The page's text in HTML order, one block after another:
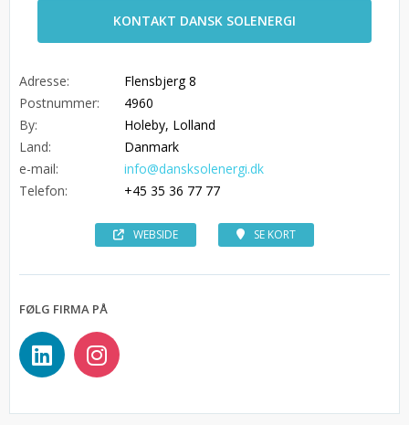
KONTAKT DANSK SOLENERGI
Adresse:
Flensbjerg 8
Postnummer:
4960
By:
Holeby, Lolland
Land:
Danmark
e-mail:
info@dansksolenergi.dk
Telefon:
+45 35 36 77 77
WEBSIDE SE KORT
FØLG FIRMA PÅ